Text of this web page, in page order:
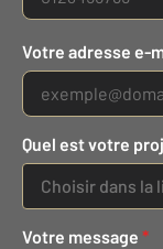
Votre adresse e-
Quel est votre
Choisir dans la
Votre message *